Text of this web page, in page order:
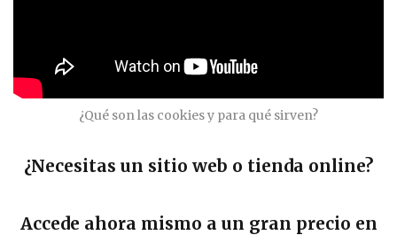
¿Qué son las cookies y para qué sirven?
¿Necesitas un sitio web o tienda online?
Accede ahora mismo a un gran precio en